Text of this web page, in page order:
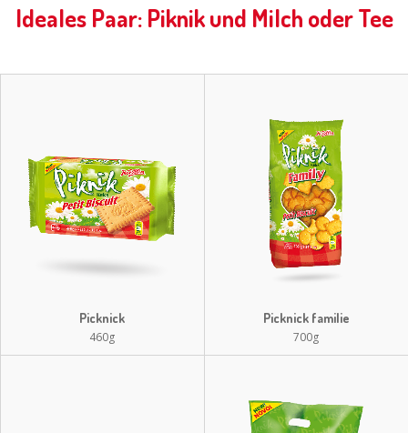
Ideales Paar: Piknik und Milch oder Tee
Picknick
460g
Picknick familie
700g